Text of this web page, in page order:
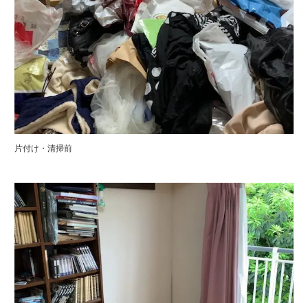
片付け・清掃前